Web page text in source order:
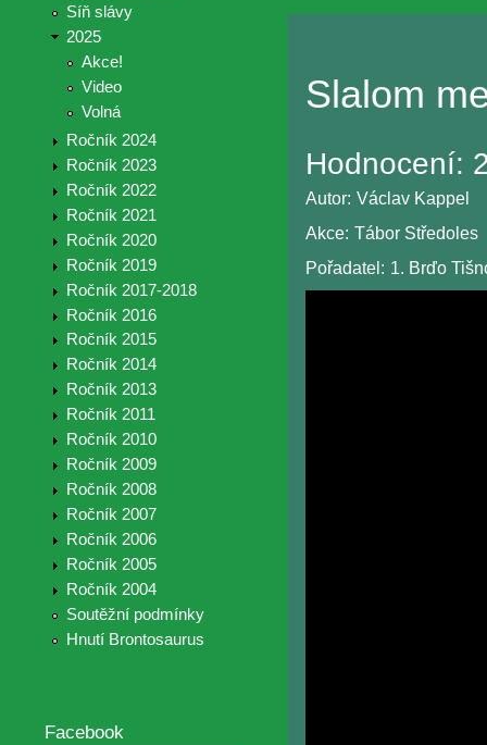
Síň slávy
2025
Akce!
Video
Volná
Ročník 2024
Ročník 2023
Ročník 2022
Ročník 2021
Ročník 2020
Ročník 2019
Ročník 2017-2018
Ročník 2016
Ročník 2015
Ročník 2014
Ročník 2013
Ročník 2011
Ročník 2010
Ročník 2009
Ročník 2008
Ročník 2007
Ročník 2006
Ročník 2005
Ročník 2004
Soutěžní podmínky
Hnutí Brontosaurus
Facebook
Slalom
Hodnocení:
Autor: Václav Kappel
Akce: Tábor Středoles
Pořadatel: 1. Brďo